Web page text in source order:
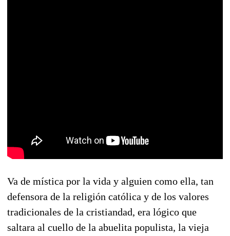
Va de mística por la vida y alguien como ella, tan
defensora de la religión católica y de los valores
tradicionales de la cristiandad, era lógico que
saltara al cuello de la abuelita populista, la vieja